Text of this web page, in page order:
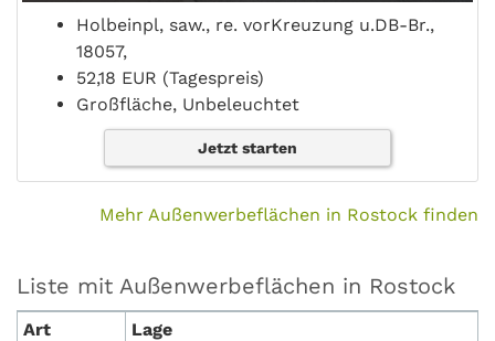
Holbeinpl, saw., re. vorKreuzung u.DB-Br.,
18057,
52,18 EUR (Tagespreis)
Großfläche, Unbeleuchtet
Jetzt starten
Mehr Außenwerbeflächen in Rostock finden
Liste mit Außenwerbeflächen in Rostock
Art
Lage